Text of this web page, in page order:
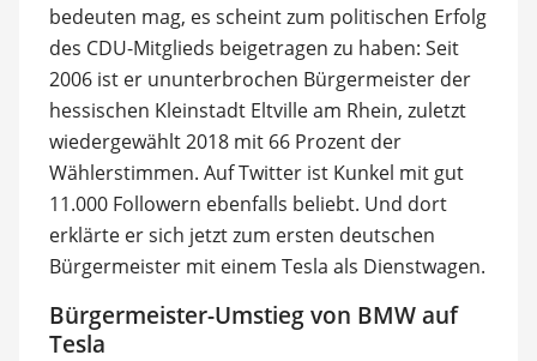
bedeuten mag, es scheint zum politischen Erfolg
des CDU-Mitglieds beigetragen zu haben: Seit
2006 ist er ununterbrochen Bürgermeister der
hessischen Kleinstadt Eltville am Rhein, zuletzt
wiedergewählt 2018 mit 66 Prozent der
Wählerstimmen. Auf Twitter ist Kunkel mit gut
11.000 Followern ebenfalls beliebt. Und dort
erklärte er sich jetzt zum ersten deutschen
Bürgermeister mit einem Tesla als Dienstwagen.
Bürgermeister-Umstieg von BMW auf
Tesla